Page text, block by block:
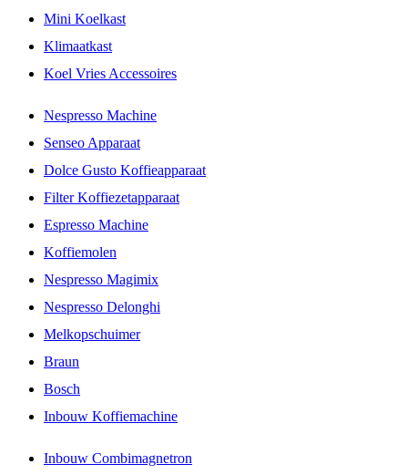
Mini Koelkast
Klimaatkast
Koel Vries Accessoires
Nespresso Machine
Senseo Apparaat
Dolce Gusto Koffieapparaat
Filter Koffiezetapparaat
Espresso Machine
Koffiemolen
Nespresso Magimix
Nespresso Delonghi
Melkopschuimer
Braun
Bosch
Inbouw Koffiemachine
Inbouw Combimagnetron